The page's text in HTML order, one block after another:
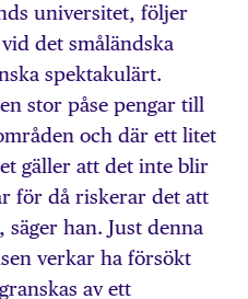
universitet, följer
det småländska
spektakulärt.
stor påse pengar till
och där ett litet
gäller att det inte blir
för då riskerar det att
han. Just denna
verkar ha försökt
av ett